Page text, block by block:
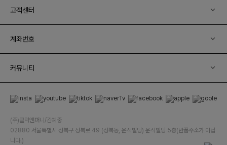
고객센터
계좌번호
커뮤니티
(주)클릭앤퍼니/김예중
02880 서울특별시 성북구 성북로 49 (성북동, 운석빌딩) 운석빌딩 5층(반품주소가 아닙
니다.)